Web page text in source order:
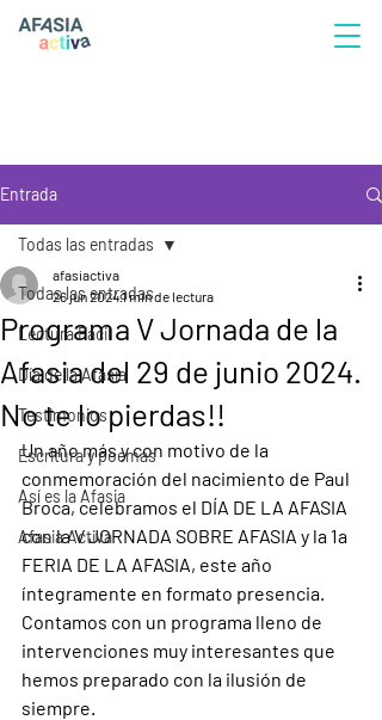
Entrada
Todas las entradas
Lectura Fácil
Día de la Afasia
Testimonios
Escritura y poemas
Así es la Afasia
Afasia Activa
Todas las entradas
Programa V Jornada de la
Afasia del 29 de junio 2024.
No te lo pierdas!!
afasiactiva
26 jun 20241 min de lectura
Un año más y con motivo de la
conmemoración del nacimiento de Paul
Broca, celebramos el DÍA DE LA AFASIA
con la V JORNADA SOBRE AFASIA y la 1a
FERIA DE LA AFASIA, este año
íntegramente en formato presencia.
Contamos con un programa lleno de
intervenciones muy interesantes que
hemos preparado con la ilusión de
siempre.